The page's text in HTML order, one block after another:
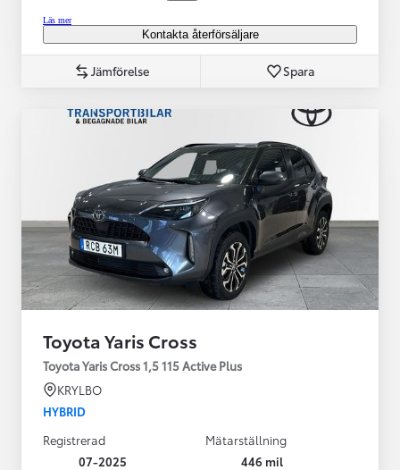
Läs mer
Kontakta återförsäljare
Jämförelse Spara
Toyota Yaris Cross
Toyota Yaris Cross 1,5 115 Active Plus
KRYLBO
HYBRID
Registrerad
07-2025
Mätarställning
446 mil